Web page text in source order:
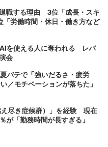
職する理由 3位「成長・スキ
労働時間・休日・働き方など
を使える人に奪われる レバ
会
バテで「強いだるさ・疲労
／モチベーションが落ちた」
尽き症候群）」を経験 現在
が「勤務時間が長すぎる」